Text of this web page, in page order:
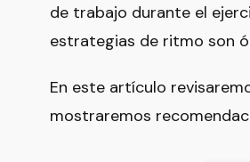
de trabajo durante el
estrategias de ritmo son
En este artículo
mostraremos